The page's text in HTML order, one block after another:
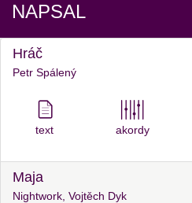
NAPSAL
Hráč
Petr Spálený
text akordy
Maja
Nightwork, Vojtěch Dyk